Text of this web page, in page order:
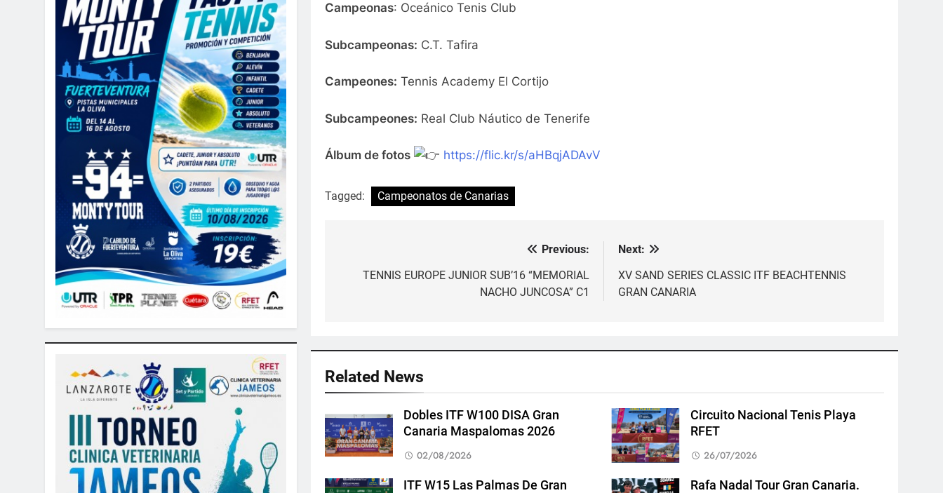
Campeonas: Oceánico Tenis Club
Subcampeonas: C.T. Tafira
Campeones: Tennis Academy El Cortijo
Subcampeones: Real Club Náutico de Tenerife
Álbum de fotos https://flic.kr/s/aHBqjADAvV
Tagged: Campeonatos de Canarias
Previous:
TENNIS EUROPE JUNIOR SUB’16 “MEMORIAL
NACHO JUNCOSA” C1
Next:
XV SAND SERIES CLASSIC ITF BEACHTENNIS
GRAN CANARIA
Related News
Dobles ITF W100 DISA Gran
Canaria Maspalomas 2026
02/08/2026
Circuito Nacional Tenis Playa
RFET
26/07/2026
ITF W15 Las Palmas De Gran
Rafa Nadal Tour Gran Canaria.